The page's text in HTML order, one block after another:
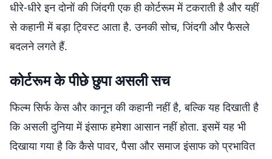
धीरे-धीरे इन दोनों की जिंदगी एक ही कोर्टरूम में टकराती है और यहीं
से कहानी में बड़ा ट्विस्ट आता है. उनकी सोच, जिंदगी और फैसले
बदलने लगते हैं.
कोर्टरूम के पीछे छुपा असली सच
फिल्म सिर्फ केस और कानून की कहानी नहीं है, बल्कि यह दिखाती है
कि असली दुनिया में इंसाफ हमेशा आसान नहीं होता. इसमें यह भी
दिखाया गया है कि कैसे पावर, पैसा और समाज इंसाफ को प्रभावित